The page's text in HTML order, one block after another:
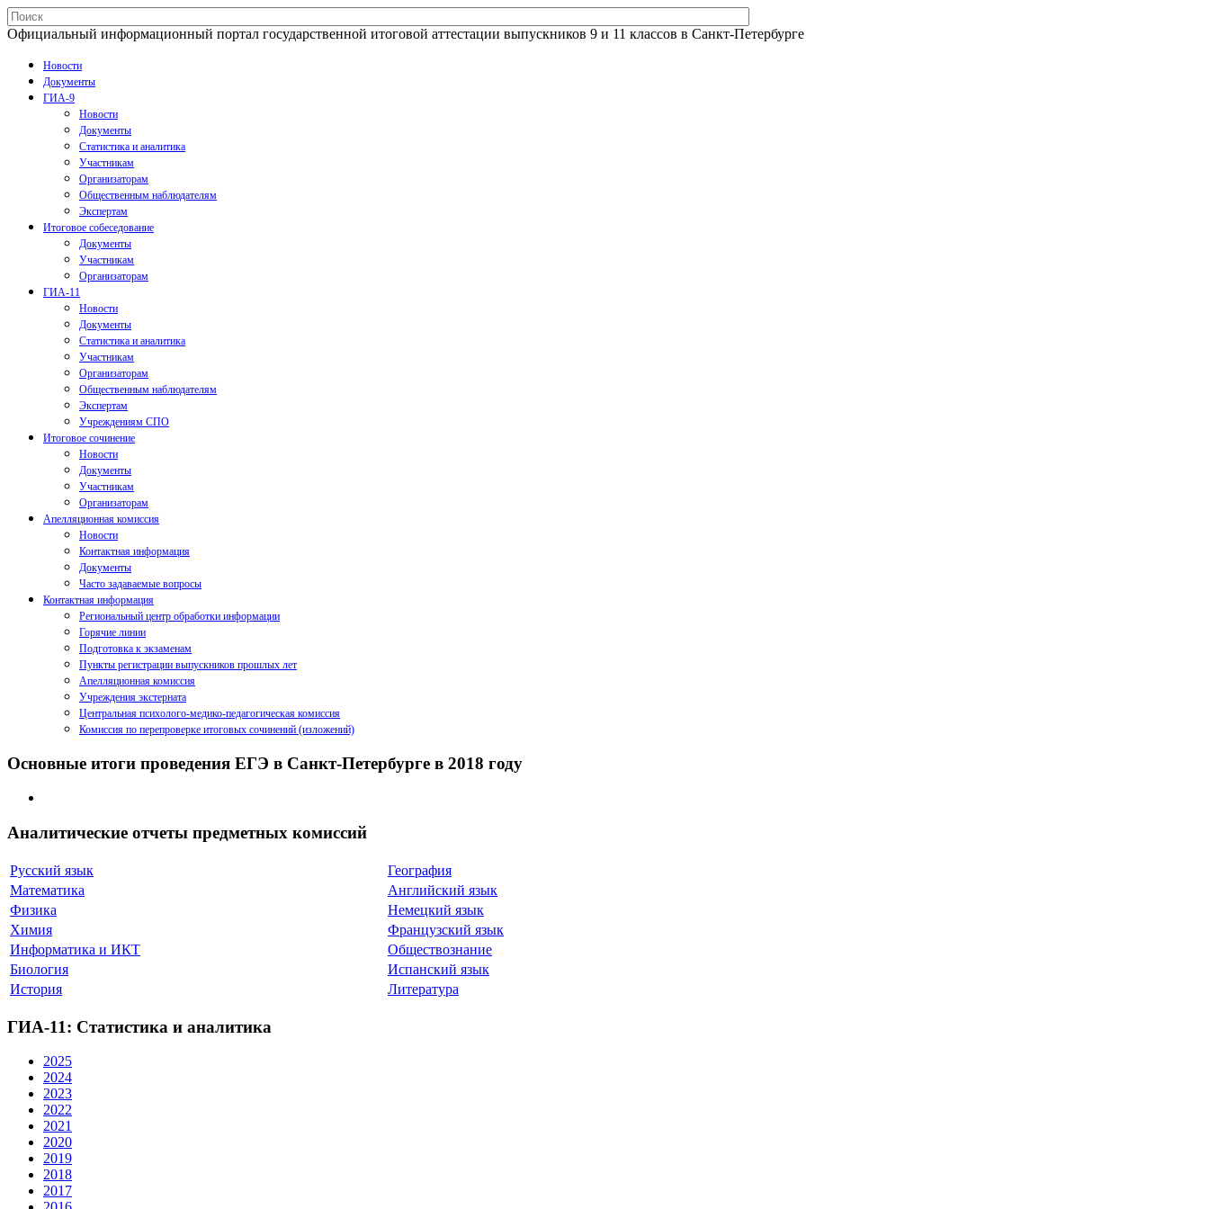
Официальный информационный портал государственной итоговой аттестации выпускников 9 и 11 классов в Санкт-Петербурге
Новости
Документы
ГИА-9
Новости
Документы
Статистика и аналитика
Участникам
Организаторам
Общественным наблюдателям
Экспертам
Итоговое собеседование
Документы
Участникам
Организаторам
ГИА-11
Новости
Документы
Статистика и аналитика
Участникам
Организаторам
Общественным наблюдателям
Экспертам
Учреждениям СПО
Итоговое сочинение
Новости
Документы
Участникам
Организаторам
Апелляционная комиссия
Новости
Контактная информация
Документы
Часто задаваемые вопросы
Контактная информация
Региональный центр обработки информации
Горячие линии
Подготовка к экзаменам
Пункты регистрации выпускников прошлых лет
Апелляционная комиссия
Учреждения экстерната
Центральная психолого-медико-педагогическая комиссия
Комиссия по перепроверке итоговых сочинений (изложений)
Основные итоги проведения ЕГЭ в Санкт-Петербурге в 2018 году
Аналитические отчеты предметных комиссий
Русский язык
География
Математика
Английский язык
Физика
Немецкий язык
Химия
Французский язык
Информатика и ИКТ
Обществознание
Биология
Испанский язык
История
Литература
ГИА-11: Статистика и аналитика
2025
2024
2023
2022
2021
2020
2019
2018
2017